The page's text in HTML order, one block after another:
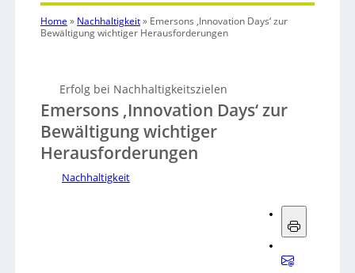
Home » Nachhaltigkeit» Emersons ‚Innovation Days‘ zur
Bewältigung wichtiger Herausforderungen
Erfolg bei Nachhaltigkeitszielen
Emersons ‚Innovation Days‘ zur
Bewältigung wichtiger
Herausforderungen
Nachhaltigkeit